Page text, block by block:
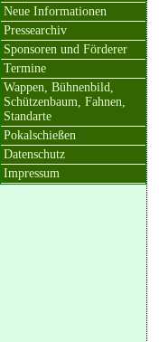
Neue Informationen
Pressearchiv
Sponsoren und Förderer
Termine
Wappen, Bühnenbild,
Schützenbaum, Fahnen,
Standarte
Pokalschießen
Datenschutz
Impressum